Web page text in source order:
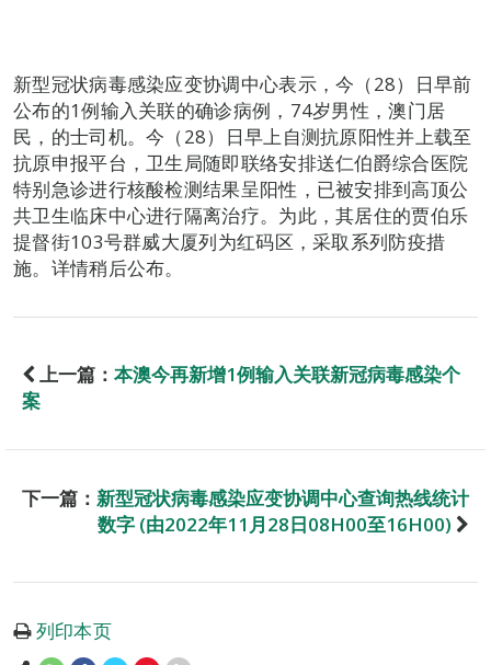
新型冠状病毒感染应变协调中心表示，今（28）日早前
公布的1例输入关联的确诊病例，74岁男性，澳门居
民，的士司机。今（28）日早上自测抗原阳性并上载至
抗原申报平台，卫生局随即联络安排送仁伯爵综合医院
特别急诊进行核酸检测结果呈阳性，已被安排到高顶公
共卫生临床中心进行隔离治疗。为此，其居住的贾伯乐
提督街103号群威大厦列为红码区，采取系列防疫措
施。详情稍后公布。
上一篇： 本澳今再新增1例输入关联新冠病毒感染个
案
下一篇： 新型冠状病毒感染应变协调中心查询热线统计
数字 (由2022年11月28日08H00至16H00)
列印本页